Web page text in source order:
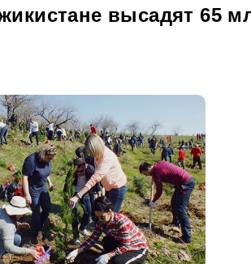
высадят 65